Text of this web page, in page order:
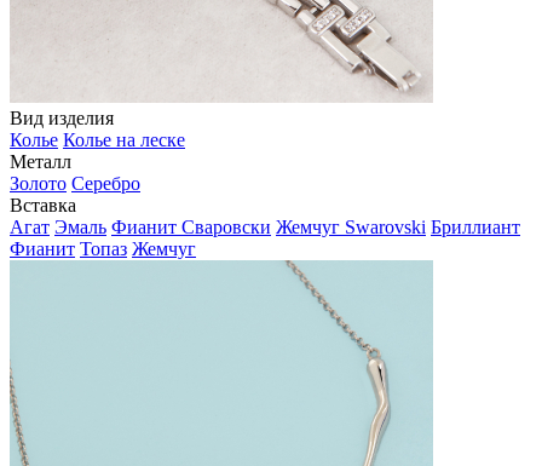
Вид изделия
Колье Колье на леске
Металл
Золото Серебро
Вставка
Агат Эмаль Фианит Сваровски Жемчуг Swarovski Бриллиант
Фианит Топаз Жемчуг